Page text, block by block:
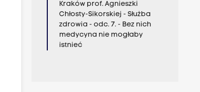
Kraków prof. Agnieszki
Chłosty-Sikorskiej - Służba
zdrowia - odc. 7. - Bez nich
medycyna nie mogłaby
istnieć